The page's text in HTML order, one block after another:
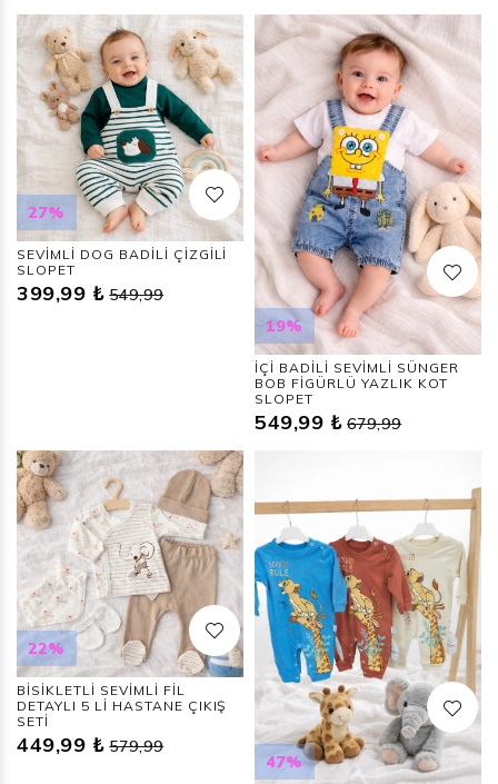
27%
SEVİMLİ DOG BADİLİ ÇİZGİLİ
SLOPET
399,99 ₺ 549,99
19%
İÇİ BADİLİ SEVİMLİ SÜNGER
BOB FİGÜRLÜ YAZLIK KOT
SLOPET
549,99 ₺ 679,99
22%
BİSİKLETLİ SEVİMLİ FİL
DETAYLI 5 Lİ HASTANE ÇIKIŞ
SETİ
449,99 ₺ 579,99
47%